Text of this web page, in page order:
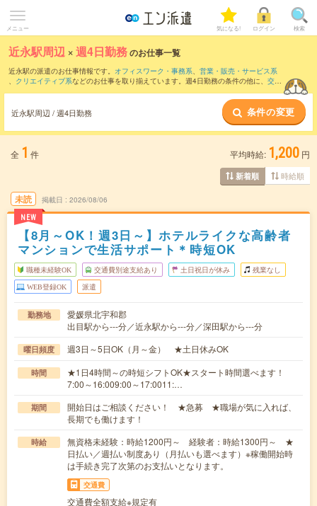
メニュー 気になる! ログイン 検索
近永駅周辺 ×週4日勤務のお仕事一覧
近永駅の派遣のお仕事情報です。 オフィスワーク・事務系、 営業・販売・サービス系
、 クリエイティブ系などのお仕事を取り揃えています。週4日勤務の条件の他に、 交通
近永駅周辺 / 週4日勤務 条件の変更
全 1 件 平均時給: 1,200 円
新着順 時給順
未読
NEW
掲載日 2026/08/06
【8月～OK！週3日～】ホテルライクな高齢者
マンションで生活サポート＊時短OK
職種未経験OK 交通費別途支給あり 土日祝日が休み 残業なし
WEB登録OK 派遣
勤務地
愛媛県北宇和郡
出目駅から---分／近永駅から---分／深田駅から---分
曜日頻度 週3日～5日OK（月～金） ★土日休みOK
時間
★1日4時間～の時短シフトOK★スタート時間選べます！
7:00～16:009:00～17:0011:…
期間
開始日はご相談ください！ ★急募 ★職場が気に入れば、
長期でも働けます！
時給
無資格未経験：時給1200円～ 経験者：時給1300円～ ★
日払い／週払い制度あり（月払いも選べます）※稼働開始時
は手続き完了次第のお支払いとなります。
交通費
交通費全額支給※規定有